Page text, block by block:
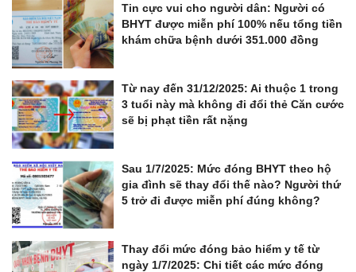
Tin cực vui cho người dân: Người có
BHYT được miễn phí 100% nếu tổng tiền
khám chữa bệnh dưới 351.000 đồng
Từ nay đến 31/12/2025: Ai thuộc 1 trong
3 tuổi này mà không đi đổi thẻ Căn cước
sẽ bị phạt tiền rất nặng
Sau 1/7/2025: Mức đóng BHYT theo hộ
gia đình sẽ thay đổi thế nào? Người thứ
5 trở đi được miễn phí đúng không?
Thay đổi mức đóng bảo hiểm y tế từ
ngày 1/7/2025: Chi tiết các mức đóng